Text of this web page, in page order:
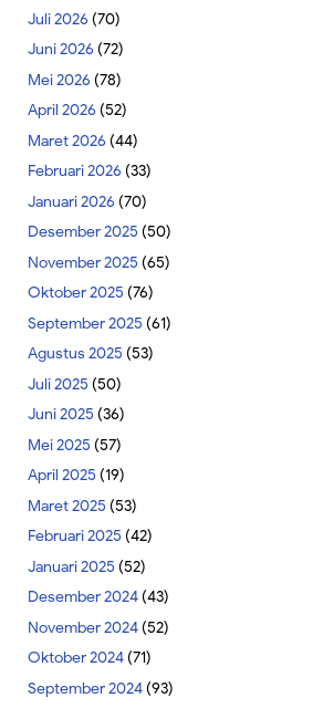
Juli 2026 (70)
Juni 2026 (72)
Mei 2026 (78)
April 2026 (52)
Maret 2026 (44)
Februari 2026 (33)
Januari 2026 (70)
Desember 2025 (50)
November 2025 (65)
Oktober 2025 (76)
September 2025 (61)
Agustus 2025 (53)
Juli 2025 (50)
Juni 2025 (36)
Mei 2025 (57)
April 2025 (19)
Maret 2025 (53)
Februari 2025 (42)
Januari 2025 (52)
Desember 2024(43)
November 2024(52)
Oktober 2024(71)
September 2024(93)